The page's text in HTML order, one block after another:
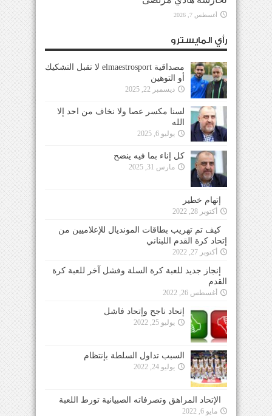
أغسطس 7, 2026
رأي المايسترو
مصداقية elmaestrosport لا تقبل التشكيك
أو التوهين
ديسمبر 22, 2025
لسنا مكسر عصا ولا نخاف من احد إلا
الله
يوليو 6, 2025
كل إناء بما فيه ينضح
مارس 31, 2025
إتهام خطير
أكتوبر 28, 2022
كيف تم تهريب بطاقات المونديال للإعلاميين من
إتحاد كرة القدم اللبناني
أكتوبر 27, 2022
إنجاز جديد للعبة كرة السلة وفشل آخر للعبة كرة
القدم
أغسطس 26, 2022
إتحاد ناجح وإتحاد فاشل
يوليو 25, 2022
السبب تداول السلطة بإنتظام
يوليو 24, 2022
الإتحاد المراهق وتصرفاته الصبيانية تورط اللعبة
مايو 6, 2022